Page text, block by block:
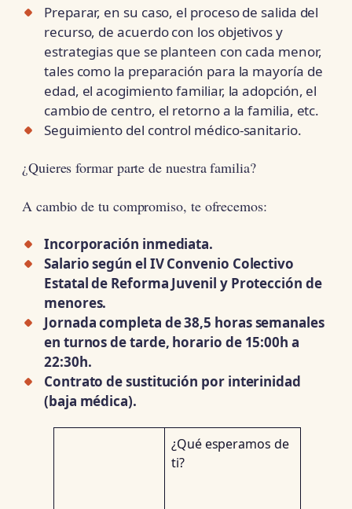
Preparar, en su caso, el proceso de salida del
recurso, de acuerdo con los objetivos y
estrategias que se planteen con cada menor,
tales como la preparación para la mayoría de
edad, el acogimiento familiar, la adopción, el
cambio de centro, el retorno a la familia, etc.
Seguimiento del control médico-sanitario.
¿Quieres formar parte de nuestra familia?
A cambio de tu compromiso, te ofrecemos:
Incorporación inmediata.
Salario según el IV Convenio Colectivo
Estatal de Reforma Juvenil y Protección de
menores.
Jornada completa de 38,5 horas semanales
en turnos de tarde, horario de 15:00h a
22:30h.
Contrato de sustitución por interinidad
(baja médica).
¿Qué esperamos de
ti?